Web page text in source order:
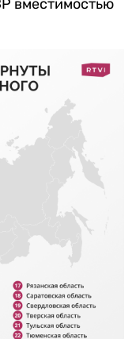
вместимостью